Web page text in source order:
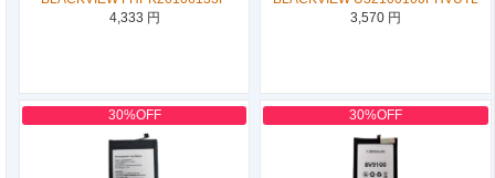
4,333 円
3,570 円
30%OFF 30%OFF